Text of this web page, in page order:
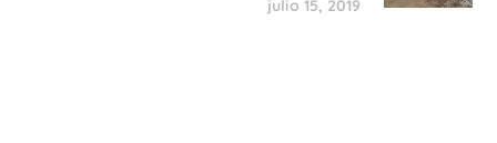
julio 15, 2019